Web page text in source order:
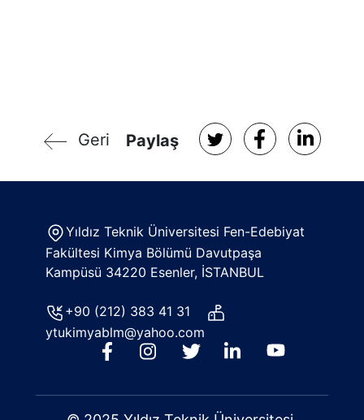
Geri Paylaş
Yıldız Teknik Üniversitesi Fen-Edebiyat
Fakültesi Kimya Bölümü Davutpaşa
Kampüsü 34220 Esenler, İSTANBUL
+90 (212) 383 41 31
ytukimyablm@yahoo.com